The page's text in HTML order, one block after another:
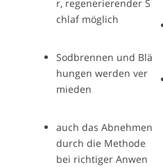
r, regenerierender S
chlaf möglich
Sodbrennen und Blä
hungen werden ver
mieden
auch das Abnehmen
durch die Methode
bei richtiger Anwen